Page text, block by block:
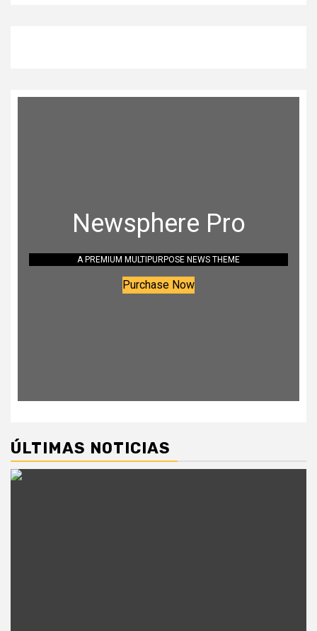
Newsphere Pro
A PREMIUM MULTIPURPOSE NEWS THEME
Purchase Now
ÚLTIMAS NOTICIAS